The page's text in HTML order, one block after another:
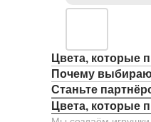
Цвета, которые
Почему
Станьте
Цвета, которые